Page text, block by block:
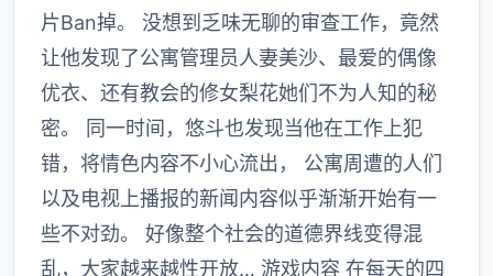
片Ban掉。 没想到乏味无聊的审查工作，竟然
让他发现了公寓管理员人妻美沙、最爱的偶像
优衣、还有教会的修女梨花她们不为人知的秘
密。 同一时间，悠斗也发现当他在工作上犯
错，将情色内容不小心流出， 公寓周遭的人们
以及电视上播报的新闻内容似乎渐渐开始有一
些不对劲。 好像整个社会的道德界线变得混
乱，大家越来越性开放… 游戏内容 在每天的四